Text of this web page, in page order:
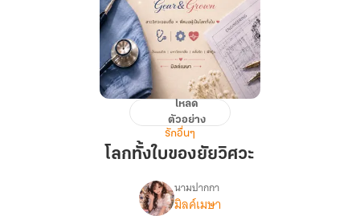
ใบ
โหลด
ตัวอย่าง
รักอื่นๆ
โลกทั้งใบของยัยวิศวะ
เรื่อง
นามปากกา
มิลค์เมษา